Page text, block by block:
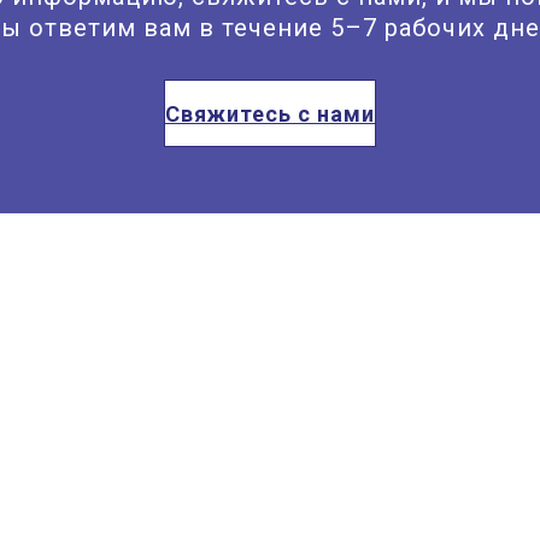
ответим вам в течение 5–7 рабочих
Свяжитесь с нами